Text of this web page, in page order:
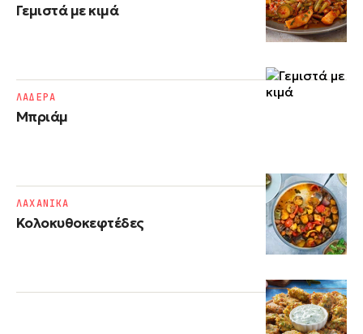
Γεμιστά με κιμά
Μπριάμ
ΛΑΔΕΡΑ
Κολοκυθοκεφτέδες
ΛΑΧΑΝΙΚΑ